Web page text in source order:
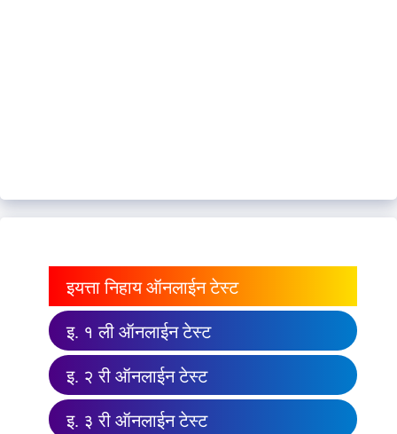
इयत्ता निहाय ऑनलाईन टेस्ट
इ. १ ली ऑनलाईन टेस्ट
इ. २ री ऑनलाईन टेस्ट
इ. ३ री ऑनलाईन टेस्ट